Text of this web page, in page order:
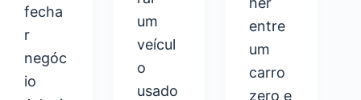
fecha
r
negóc
io
um
veícul
o
usado
entre
um
carro
zero e